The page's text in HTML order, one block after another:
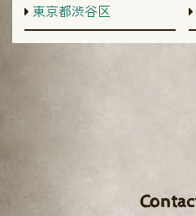
東京都渋谷区